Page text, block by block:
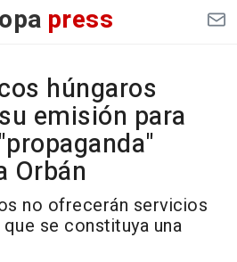
press
húngaros
emisión para
Orbán
no ofrecerán servicios
se constituya una